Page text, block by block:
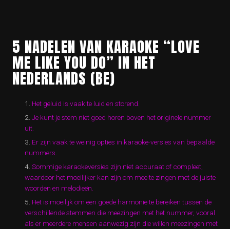
5 NADELEN VAN KARAOKE “LOVE
ME LIKE YOU DO” IN HET
NEDERLANDS (BE)
Het geluid is vaak te luid en storend.
Je kunt je stem niet goed horen boven het originele nummer
uit.
Er zijn vaak te weinig opties in karaoke-versies van bepaalde
nummers.
Sommige karaokeversies zijn niet accuraat of compleet,
waardoor het moeilijker kan zijn om mee te zingen met de juiste
woorden en melodieën.
Het is moeilijk om een goede harmonie te bereiken tussen de
verschillende stemmen die meezingen met het nummer, vooral
als er meerdere mensen aanwezig zijn die willen meezingen met